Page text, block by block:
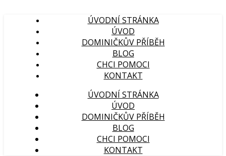
ÚVODNÍ STRÁNKA
ÚVOD
DOMINIČKŮV PŘÍBĚH
BLOG
CHCI POMOCI
KONTAKT
ÚVODNÍ STRÁNKA
ÚVOD
DOMINIČKŮV PŘÍBĚH
BLOG
CHCI POMOCI
KONTAKT